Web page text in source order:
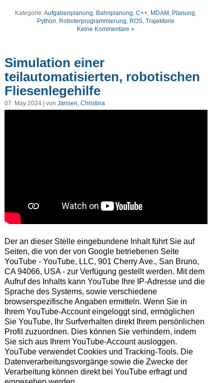
Kategorie:Aufgabenplanung, Bahnplanung,C++, MDAM, Planung,
Python, Roboterprogrammierung, ROS,Trajektorie
Keine Kommentare »
Simulation einer
teilautomatisierten, robotischen
Fliesenlegehilfe
07. May 2024 | von Jansen, Christina
Der an dieser Stelle eingebundene Inhalt führt Sie auf
Seiten, die von der von Google betriebenen Seite
YouTube - YouTube, LLC, 901 Cherry Ave., San Bruno,
CA 94066, USA - zur Verfügung gestellt werden. Mit dem
Aufruf des Inhalts kann YouTube Ihre IP-Adresse und die
Sprache des Systems, sowie verschiedene
browserspezifische Angaben ermitteln. Wenn Sie in
Ihrem YouTube-Account eingeloggt sind, ermöglichen
Sie YouTube, Ihr Surfverhalten direkt Ihrem persönlichen
Profil zuzuordnen. Dies können Sie verhindern, indem
Sie sich aus Ihrem YouTube-Account ausloggen.
YouTube verwendet Cookies und Tracking-Tools. Die
Datenverarbeitungsvorgänge sowie die Zwecke der
Verarbeitung können direkt bei YouTube erfragt und